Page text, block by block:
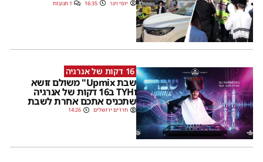
יוסי וינר 16:35 1 תגובות
16 דקות של אנרגיה
שבת Upmix" משולם זושא
וTYH ב16 דקות של אנרגיה
שתכניס אתכם אחרת לשבת
חרדים ירושלים 14:26